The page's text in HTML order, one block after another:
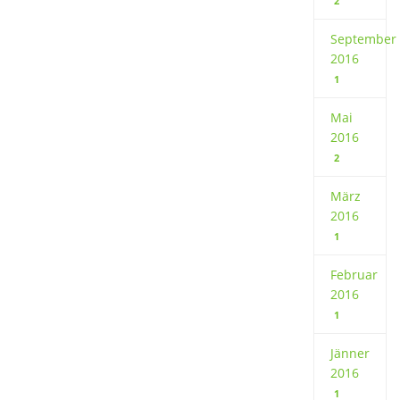
September
2016
1
Mai
2016
2
März
2016
1
Februar
2016
1
Jänner
2016
1